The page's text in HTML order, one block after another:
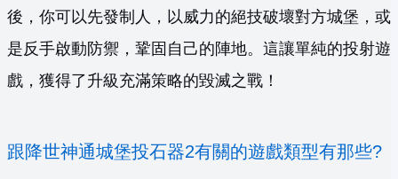
後，你可以先發制人，以威力的絕技破壞對方城堡，或
是反手啟動防禦，鞏固自己的陣地。這讓單純的投射遊
戲，獲得了升級充滿策略的毀滅之戰！
跟降世神通城堡投石器2有關的遊戲類型有那些?